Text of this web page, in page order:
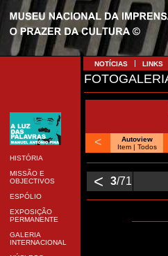
HISTÓRIA
MISSÃO E
OBJECTIVOS
ESPÓLIO
EXPOSIÇÃO
PERMANENTE
GALERIA
INTERNACIONAL
NOTÍCIAS LINKS
<
Autoview
Item| Todos
< 3/71